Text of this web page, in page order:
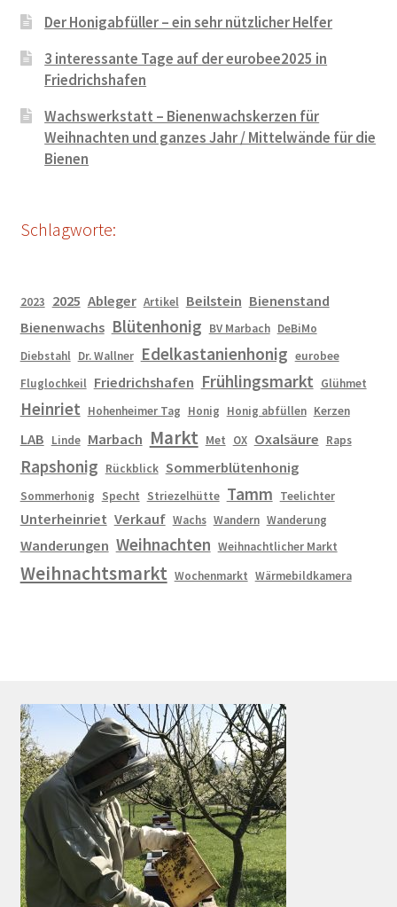
Der Honigabfüller – ein sehr nützlicher Helfer
3 interessante Tage auf der eurobee2025 in
Friedrichshafen
Wachswerkstatt – Bienenwachskerzen für
Weihnachten und ganzes Jahr / Mittelwände für die
Bienen
Schlagworte:
2023 2025 Ableger Artikel Beilstein Bienenstand
Bienenwachs Blütenhonig BV Marbach DeBiMo
Diebstahl Dr. Wallner Edelkastanienhonig eurobee
Fluglochkeil Friedrichshafen Frühlingsmarkt Glühmet
Heinriet Hohenheimer Tag Honig Honig abfüllen Kerzen
LAB Linde Marbach Markt Met OX Oxalsäure Raps
Rapshonig Rückblick Sommerblütenhonig
Sommerhonig Specht Striezelhütte Tamm Teelichter
Unterheinriet Verkauf Wachs Wandern Wanderung
Wanderungen Weihnachten Weihnachtlicher Markt
Weihnachtsmarkt Wochenmarkt Wärmebildkamera